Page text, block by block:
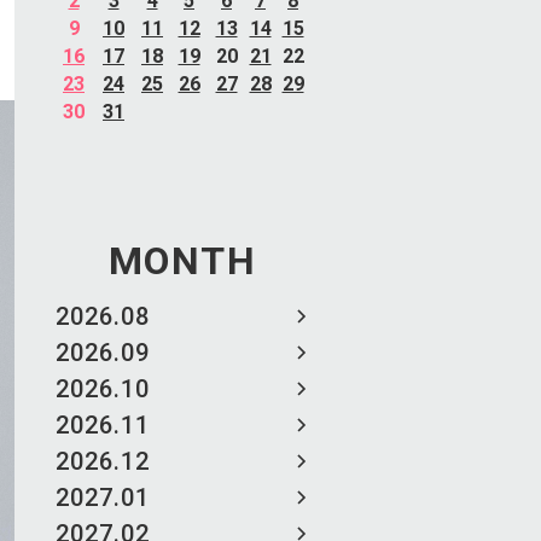
9
10 11 12 13 14 15
16
17 18 19 20 21
22
23
24 25 26 27 28 29
30
31
MONTH
2026.08
2026.09
2026.10
2026.11
2026.12
2027.01
2027.02